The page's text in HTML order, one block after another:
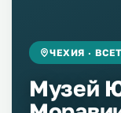
ЧЕХИЯ ·
Музей